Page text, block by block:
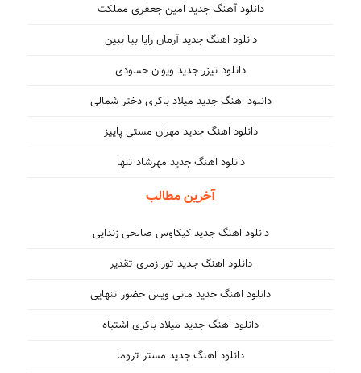
دانلود آهنگ جدید امین جعفری مملکت
دانلود اهنگ جدید آرمان رایا بیا ببین
دانلود تیزر جدید ویوان حسودی
دانلود اهنگ جدید میلاد باکری دختر شمالی
دانلود اهنگ جدید مهران مستی پاییز
دانلود اهنگ جدید مهرشاد تنها
آخرین مطالب
دانلود اهنگ جدید کیکاوس صالحی زندایی
دانلود اهنگ جدید تور زمری تقدیر
دانلود اهنگ جدید مانی ویس حضور تنهایی
دانلود اهنگ جدید میلاد باکری اشتباه
دانلود اهنگ جدید مستر تروما